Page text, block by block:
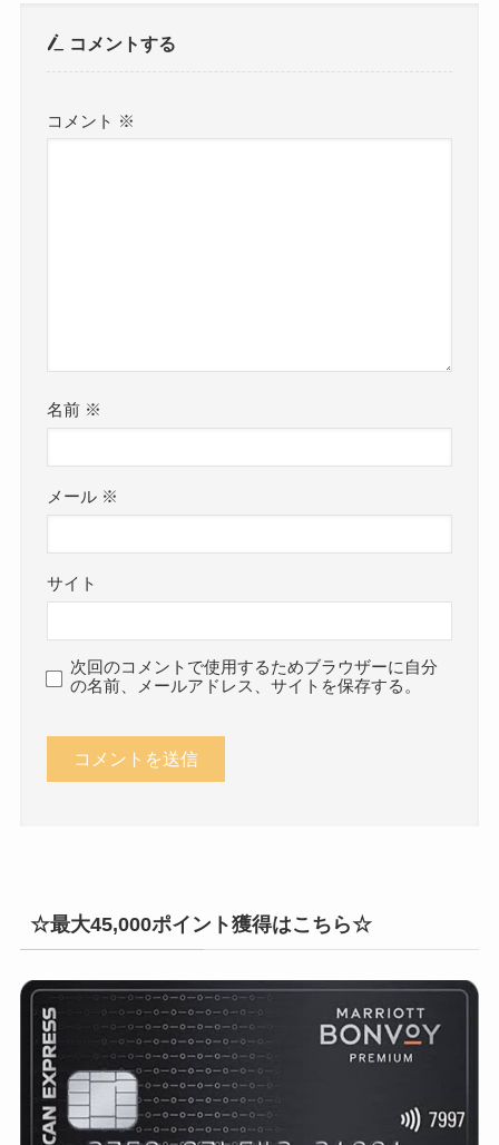
コメントする
コメント ※
名前 ※
メール ※
サイト
次回のコメントで使用するためブラウザーに自分
の名前、メールアドレス、サイトを保存する。
☆最大45,000ポイント獲得はこちら☆